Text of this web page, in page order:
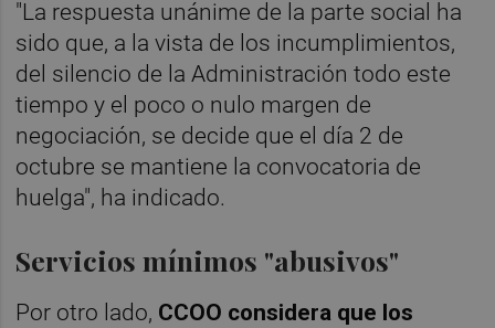
"La respuesta unánime de la parte social ha
sido que, a la vista de los incumplimientos,
del silencio de la Administración todo este
tiempo y el poco o nulo margen de
negociación, se decide que el día 2 de
octubre se mantiene la convocatoria de
huelga", ha indicado.
Servicios mínimos "abusivos"
Por otro lado, CCOO considera que los